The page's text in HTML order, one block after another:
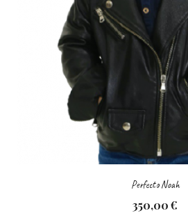
Perfecto Noah
350,00€